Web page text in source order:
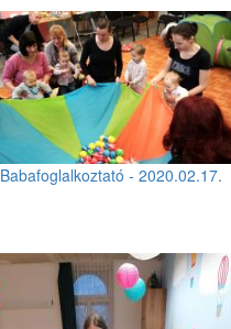
Babafoglalkoztató - 2020.02.17.